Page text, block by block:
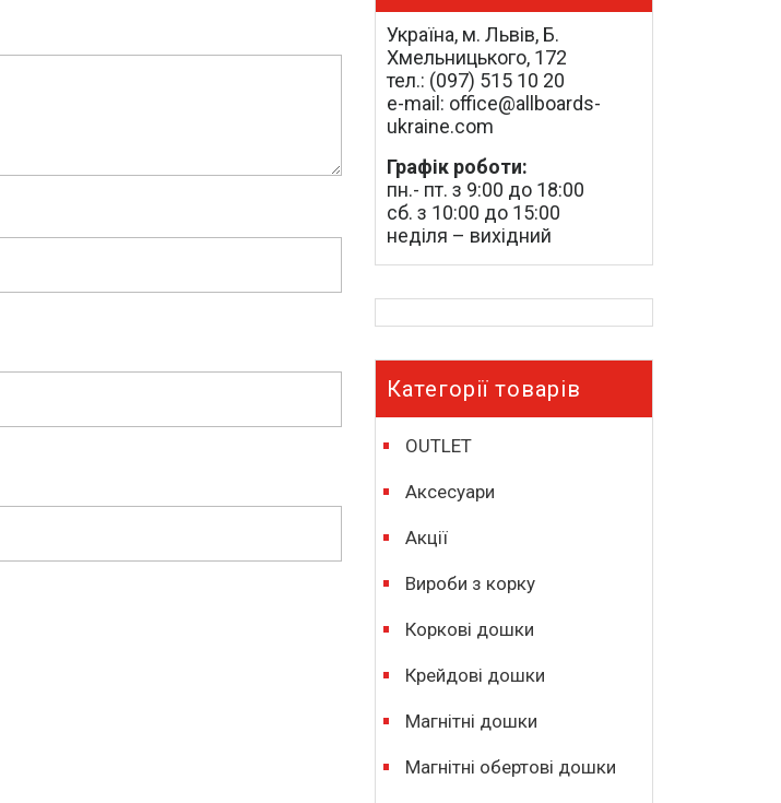
Україна, м. Львів, Б.
Хмельницького, 172
тел.: (097) 515 10 20
e-mail: office@allboards-
ukraine.com
Графік роботи:
пн.- пт. з 9:00 до 18:00
сб. з 10:00 до 15:00
неділя – вихідний
Категорії товарів
OUTLET
Аксесуари
Акції
Вироби з корку
Коркові дошки
Крейдові дошки
Магнітні дошки
Магнітні обертові дошки